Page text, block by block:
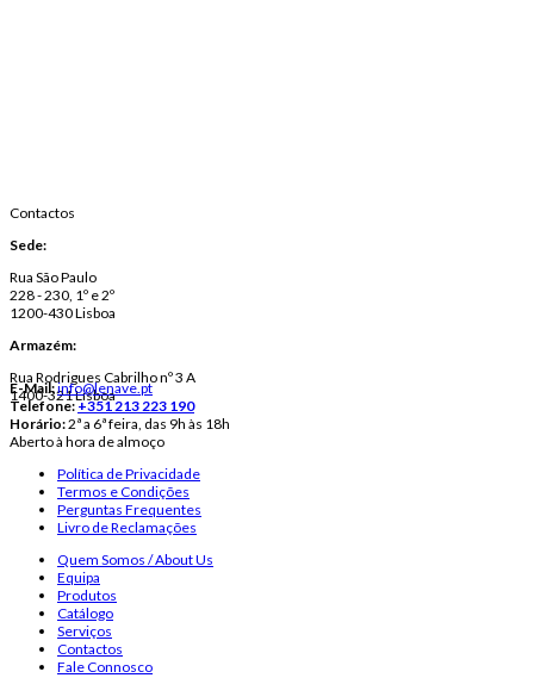
Contactos
Sede:
Rua São Paulo
228 - 230, 1º e 2º
1200-430 Lisboa
Armazém:
Rua Rodrigues Cabrilho nº 3 A
1400-321 Lisboa
E-Mail:info@lenave.pt
Telefone:+351 213 223 190
Horário:2ª a 6ª feira, das 9h às 18h
Aberto à hora de almoço
Política de Privacidade
Termos e Condições
Perguntas Frequentes
Livro de Reclamações
Quem Somos / About Us
Equipa
Produtos
Catálogo
Serviços
Contactos
Fale Connosco